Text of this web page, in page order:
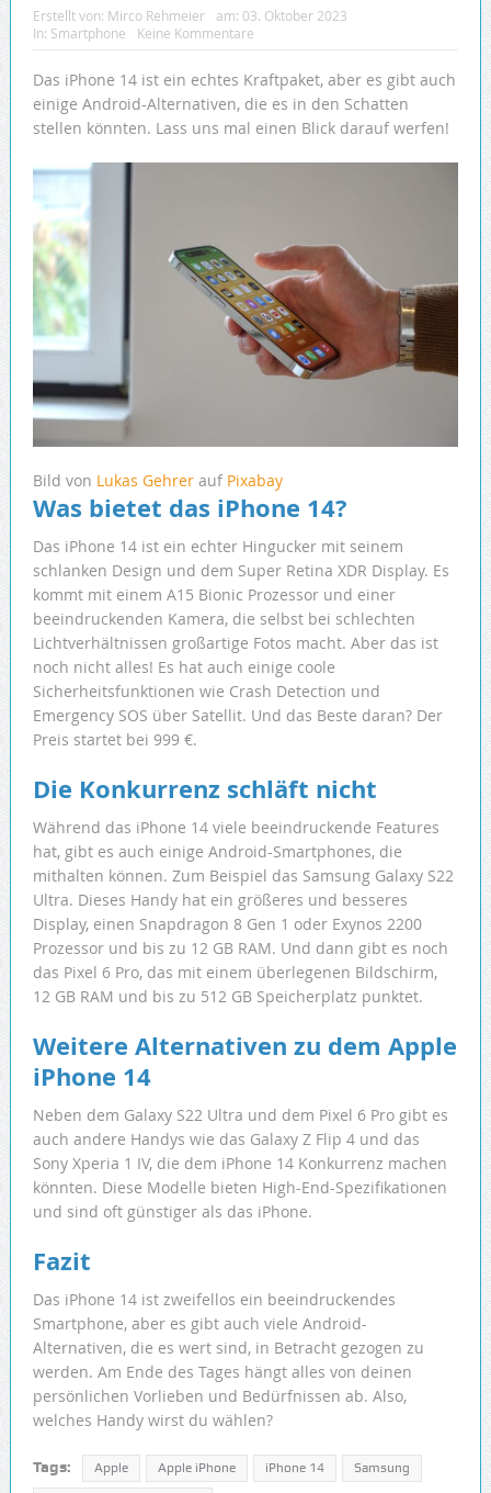
Erstellt von: Mirco Rehmeier am: 03. Oktober 2023
In: Smartphone Keine Kommentare
Das iPhone 14 ist ein echtes Kraftpaket, aber es gibt auch
einige Android-Alternativen, die es in den Schatten
stellen könnten. Lass uns mal einen Blick darauf werfen!
Bild von Lukas Gehrerauf Pixabay
Was bietet das iPhone 14?
Das iPhone 14 ist ein echter Hingucker mit seinem
schlanken Design und dem Super Retina XDR Display. Es
kommt mit einem A15 Bionic Prozessor und einer
beeindruckenden Kamera, die selbst bei schlechten
Lichtverhältnissen großartige Fotos macht. Aber das ist
noch nicht alles! Es hat auch einige coole
Sicherheitsfunktionen wie Crash Detection und
Emergency SOS über Satellit. Und das Beste daran? Der
Preis startet bei 999 €.
Die Konkurrenz schläft nicht
Während das iPhone 14 viele beeindruckende Features
hat, gibt es auch einige Android-Smartphones, die
mithalten können. Zum Beispiel das Samsung Galaxy S22
Ultra. Dieses Handy hat ein größeres und besseres
Display, einen Snapdragon 8 Gen 1 oder Exynos 2200
Prozessor und bis zu 12 GB RAM. Und dann gibt es noch
das Pixel 6 Pro, das mit einem überlegenen Bildschirm,
12 GB RAM und bis zu 512 GB Speicherplatz punktet.
Weitere Alternativen zu dem Apple
iPhone 14
Neben dem Galaxy S22 Ultra und dem Pixel 6 Pro gibt es
auch andere Handys wie das Galaxy Z Flip 4 und das
Sony Xperia 1 IV, die dem iPhone 14 Konkurrenz machen
könnten. Diese Modelle bieten High-End-Spezifikationen
und sind oft günstiger als das iPhone.
Fazit
Das iPhone 14 ist zweifellos ein beeindruckendes
Smartphone, aber es gibt auch viele Android-
Alternativen, die es wert sind, in Betracht gezogen zu
werden. Am Ende des Tages hängt alles von deinen
persönlichen Vorlieben und Bedürfnissen ab. Also,
welches Handy wirst du wählen?
Tags: Apple Apple iPhone iPhone 14 Samsung